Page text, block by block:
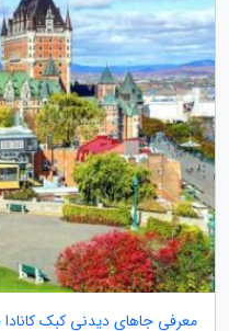
معرفی جاهای دیدنی کبک